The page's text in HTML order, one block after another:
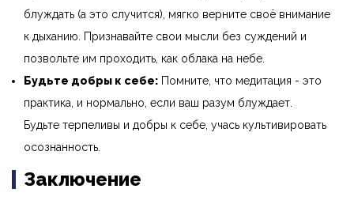
блуждать (а это случится), мягко верните своё внимание
к дыханию. Признавайте свои мысли без суждений и
позвольте им проходить, как облака на небе.
Будьте добры к себе: Помните, что медитация - это
практика, и нормально, если ваш разум блуждает.
Будьте терпеливы и добры к себе, учась культивировать
осознанность.
Заключение